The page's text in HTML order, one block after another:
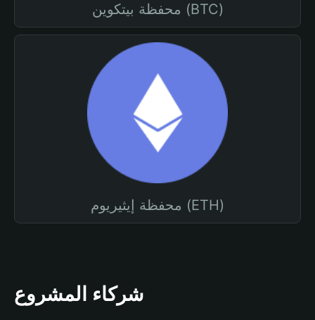
محفظة بيتكوين (BTC)
محفظة إيثيريوم (ETH)
شركاء المشروع